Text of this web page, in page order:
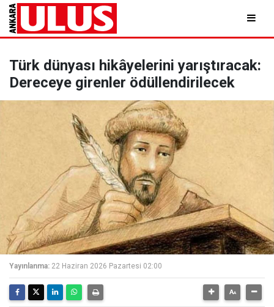
Türk dünyası hikâyelerini yarıştıracak:
Dereceye girenler ödüllendirilecek
Yayınlanma: 22 Haziran 2026 Pazartesi 02:00